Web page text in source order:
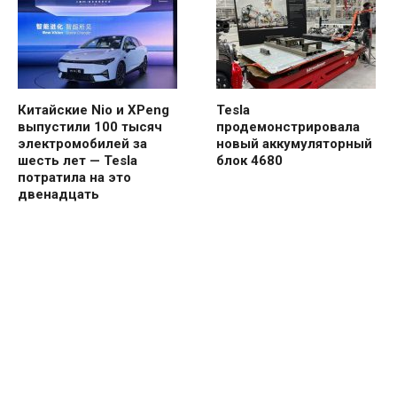
Китайские Nio и XPeng
выпустили 100 тысяч
электромобилей за
шесть лет — Tesla
потратила на это
двенадцать
Tesla
продемонстрировала
новый аккумуляторный
блок 4680